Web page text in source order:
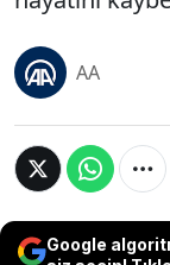
AA
Google